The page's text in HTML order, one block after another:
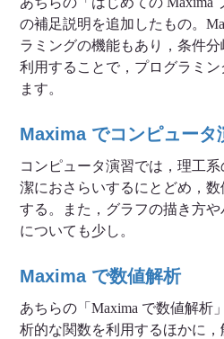
の補足説明を追加したもの。
ラミングの機能もあり，条件
利用することで，プログラミ
ます。
Maxima でコンピュータ
コンピュータ演習では，理工
潔におさらいするにとどめ，
する。また，グラフの描き方
についても少し。
Maxima で数値解析
あちらの「Maxima で数値解析
析的な関数を利用するほかに